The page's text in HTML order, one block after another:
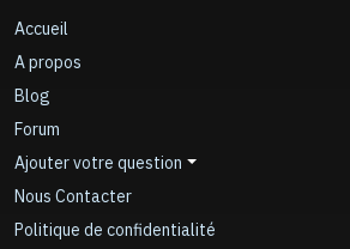
Accueil
A propos
Blog
Forum
Ajouter votre question
Nous Contacter
Politique de confidentialité